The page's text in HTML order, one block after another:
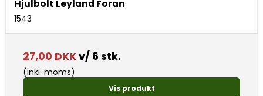
Hjulbolt Leyland Foran
1543
27,00 DKKv/ 6 stk.
(inkl. moms)
Vis produkt